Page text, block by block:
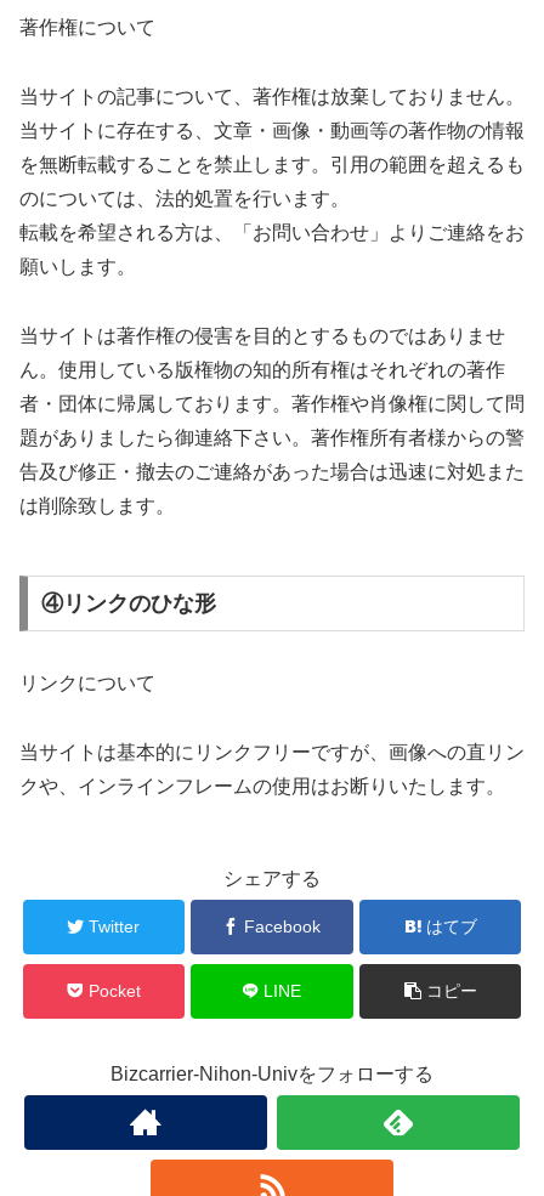
著作権について
当サイトの記事について、著作権は放棄しておりません。
当サイトに存在する、文章・画像・動画等の著作物の情報
を無断転載することを禁止します。引用の範囲を超えるも
のについては、法的処置を行います。
転載を希望される方は、「お問い合わせ」よりご連絡をお
願いします。
当サイトは著作権の侵害を目的とするものではありませ
ん。使用している版権物の知的所有権はそれぞれの著作
者・団体に帰属しております。著作権や肖像権に関して問
題がありましたら御連絡下さい。著作権所有者様からの警
告及び修正・撤去のご連絡があった場合は迅速に対処また
は削除致します。
④リンクのひな形
リンクについて
当サイトは基本的にリンクフリーですが、画像への直リン
クや、インラインフレームの使用はお断りいたします。
シェアする
Twitter Facebook はてブ
Pocket LINE コピー
Bizcarrier-Nihon-Univをフォローする